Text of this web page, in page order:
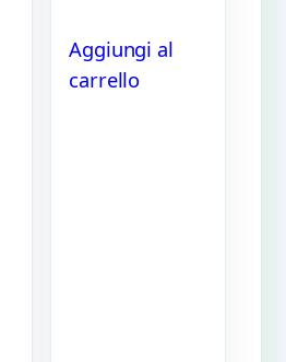
Aggiungi al
carrello